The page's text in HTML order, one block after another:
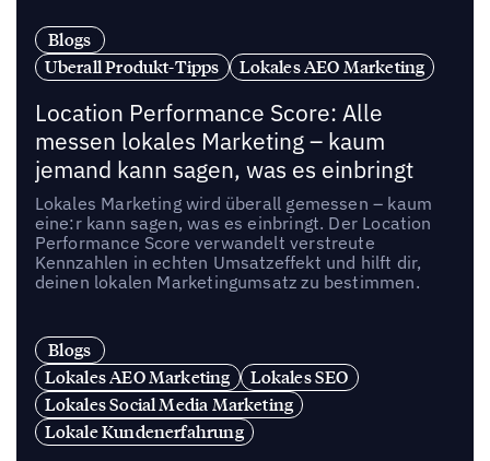
Blogs
Uberall Produkt-Tipps
Lokales AEO Marketing
Location Performance Score: Alle
messen lokales Marketing – kaum
jemand kann sagen, was es einbringt
Lokales Marketing wird überall gemessen – kaum
eine:r kann sagen, was es einbringt. Der Location
Performance Score verwandelt verstreute
Kennzahlen in echten Umsatzeffekt und hilft dir,
deinen lokalen Marketingumsatz zu bestimmen.
Blogs
Lokales AEO Marketing
Lokales SEO
Lokales Social Media Marketing
Lokale Kundenerfahrung